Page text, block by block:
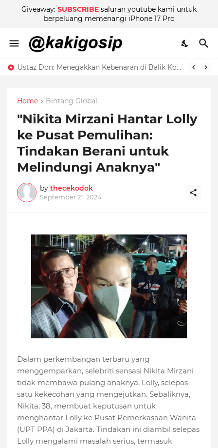
Giveaway: SUBSCRIBE saluran youtube kami untuk
berpeluang memenangi iPhone 17 Pro
Ustaz Don: Menegakkan Kebenaran di Balik Kontroversi
Home Bintang Global
"Nikita Mirzani Hantar Lolly
ke Pusat Pemulihan:
Tindakan Berani untuk
Melindungi Anaknya"
by thecekodok
September 21, 2024
Dalam perkembangan terbaru yang
menggemparkan, selebriti sensasi Nikita Mirzani
tidak membawa pulang anaknya, Lolly, selepas
satu kekecohan yang mengejutkan. Sebaliknya,
Nikita, 38, membuat keputusan untuk
menghantar Lolly ke Pusat Pemerkasaan Wanita
(UPT PPA) di Jakarta. Tindakan ini diambil selepas
Lolly mengalami masalah serius, termasuk